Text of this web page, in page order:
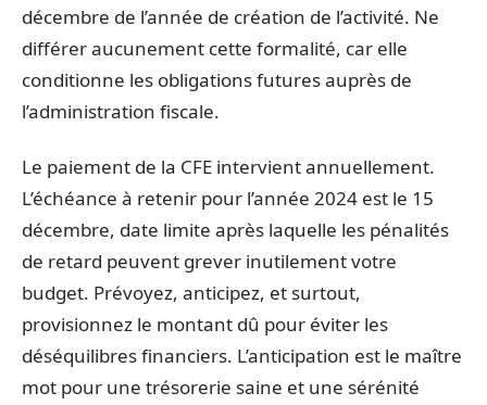
décembre de l’année de création de l’activité. Ne
différer aucunement cette formalité, car elle
conditionne les obligations futures auprès de
l’administration fiscale.
Le paiement de la CFE intervient annuellement.
L’échéance à retenir pour l’année 2024 est le 15
décembre, date limite après laquelle les pénalités
de retard peuvent grever inutilement votre
budget. Prévoyez, anticipez, et surtout,
provisionnez le montant dû pour éviter les
déséquilibres financiers. L’anticipation est le maître
mot pour une trésorerie saine et une sérénité